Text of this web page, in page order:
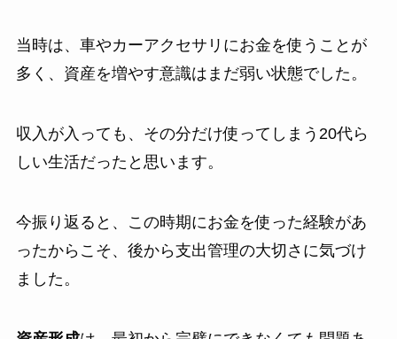
当時は、車やカーアクセサリにお金を使うことが
多く、資産を増やす意識はまだ弱い状態でした。
収入が入っても、その分だけ使ってしまう20代ら
しい生活だったと思います。
今振り返ると、この時期にお金を使った経験があ
ったからこそ、後から支出管理の大切さに気づけ
ました。